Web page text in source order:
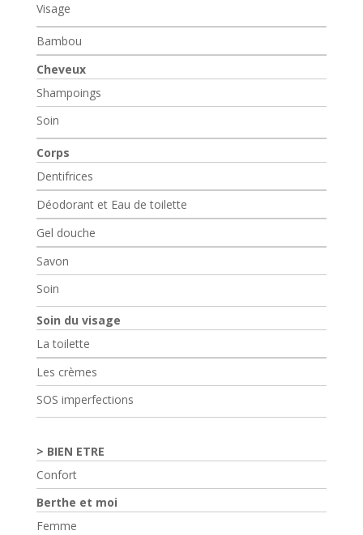
Visage
Bambou
Cheveux
Shampoings
Soin
Corps
Dentifrices
Déodorant et Eau de toilette
Gel douche
Savon
Soin
Soin du visage
La toilette
Les crèmes
SOS imperfections
BIEN ETRE
Confort
Berthe et moi
Femme